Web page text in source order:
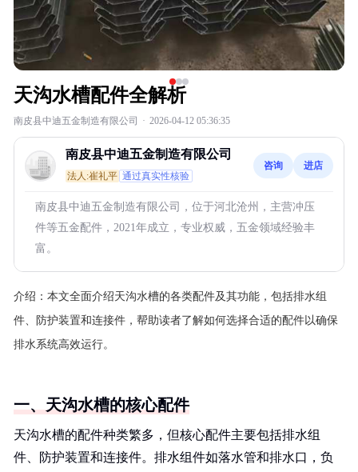
天沟水槽配件全解析
南皮县中迪五金制造有限公司 · 2026-04-12 05:36:35
南皮县中迪五金制造有限公司
法人:崔礼平 通过真实性核验
咨询 进店
南皮县中迪五金制造有限公司，位于河北沧州，主营冲压
件等五金配件，2021年成立，专业权威，五金领域经验丰
富。
介绍： 本文全面介绍天沟水槽的各类配件及其功能，包括排水组
件、防护装置和连接件，帮助读者了解如何选择合适的配件以确保
排水系统高效运行。
一、天沟水槽的核心配件
天沟水槽的配件种类繁多，但核心配件主要包括排水组
件、防护装置和连接件。排水组件如落水管和排水口，负